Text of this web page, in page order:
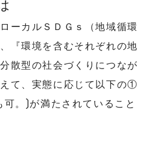
ーカルＳＤＧｓ（地域循環
『環境を含むそれぞれの地
散型の社会づくりにつなが
て、実態に応じて以下の①
。)が満たされていること